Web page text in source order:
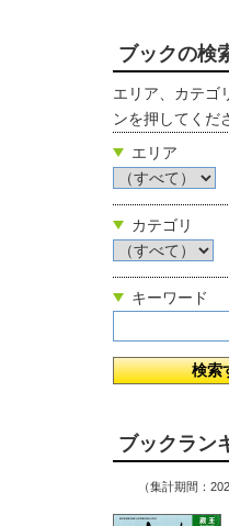
ブックの検
エリア、カテゴ
ンを押してくだ
エリア
カテゴリ
キーワード
ブックラン
（集計期間：